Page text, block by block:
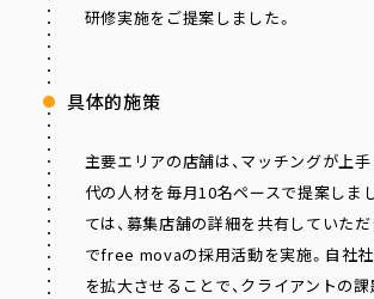
研修実施をご提案しました。
具体的施策
主要エリアの店舗は、マッチングが上
代の人材を毎月10名ペースで提案しま
ては、募集店舗の詳細を共有していただ
でfree movaの採用活動を実施。自社
を拡大させることで、クライアントの